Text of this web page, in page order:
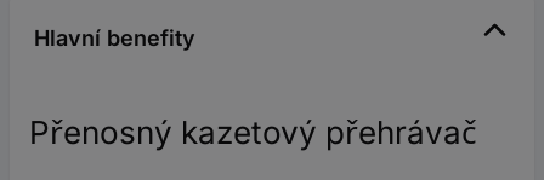
Hlavní benefity
Přenosný kazetový přehrávač